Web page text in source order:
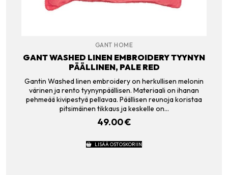
GANT HOME
GANT WASHED LINEN EMBROIDERY TYYNYN
PÄÄLLINEN, PALE RED
Gantin Washed linen embroidery on herkullisen melonin
värinen ja rento tyynynpäällisen. Materiaali on ihanan
pehmeää kivipestyä pellavaa. Päällisen reunoja koristaa
pitsimäinen tikkaus ja keskelle on…
49.00€
LISÄÄ OSTOSKORIIN